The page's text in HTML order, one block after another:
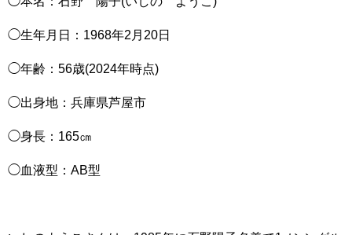
◯生年月日：1968年2月20日
◯年齢：56歳(2024年時点)
◯出身地：兵庫県芦屋市
◯身長：165㎝
◯血液型：AB型